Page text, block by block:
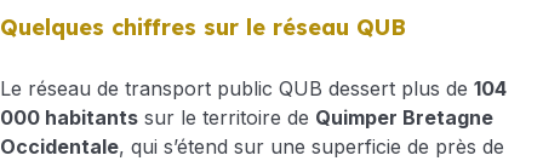
Quelques chiffres sur le réseau QUB
Le réseau de transport public QUB dessert plus de 104
000 habitants sur le territoire de Quimper Bretagne
Occidentale, qui s’étend sur une superficie de près de